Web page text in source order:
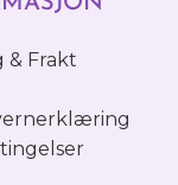
& Frakt